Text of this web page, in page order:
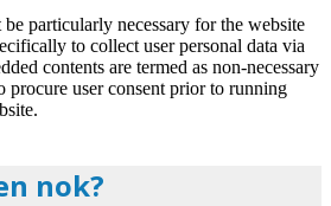
particularly necessary for the website
to collect user personal data via
contents are termed as non-necessary
procure user consent prior to running
nok?